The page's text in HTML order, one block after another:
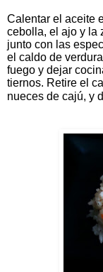
Calentar el aceite
cebolla, el ajo y la
junto con las
el caldo de
fuego y dejar
tiernos. Retire el
nueces de cajú, y